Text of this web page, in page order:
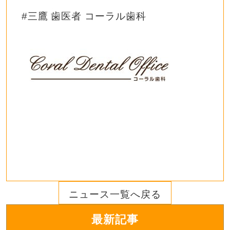
#三鷹 歯医者 コーラル歯科
ニュース一覧へ戻る
最新記事